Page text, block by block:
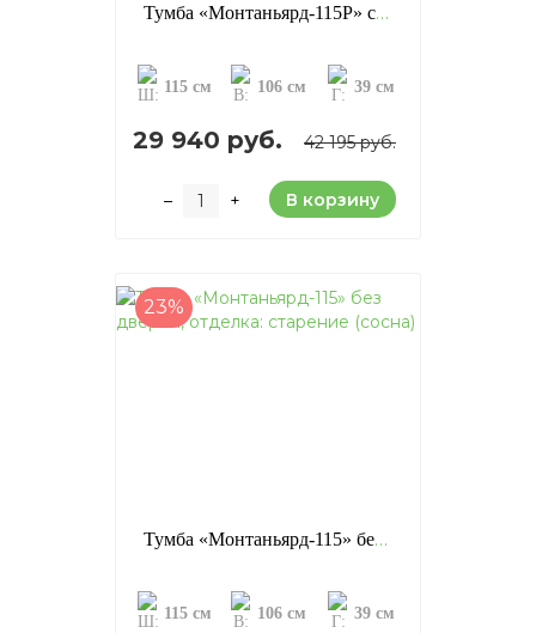
Тумба «Монтаньярд-115P» с дверями, отделка: старение (сосна)
115 см 106 см 39 см
29 940 руб. 42 195 руб.
– + В корзину
23%
Тумба «Монтаньярд-115» без дверей, отделка: старение (сосна)
115 см 106 см 39 см